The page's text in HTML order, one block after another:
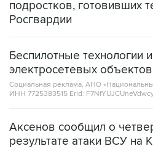
подростков, готовивших
Росгвардии
Беспилотные технологии
электросетевых
Социальная реклама, АНО
ИНН 7725383515 Erid:
Аксенов сообщил о
результате атаки ВСУ на